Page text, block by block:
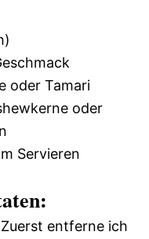
oder Tamari
oder
Servieren
Zuerst entferne ich